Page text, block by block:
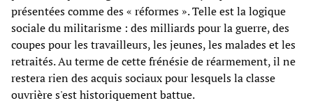
présentées comme des « réformes ». Telle est la logique
sociale du militarisme : des milliards pour la guerre, des
coupes pour les travailleurs, les jeunes, les malades et les
retraités. Au terme de cette frénésie de réarmement, il ne
restera rien des acquis sociaux pour lesquels la classe
ouvrière s'est historiquement battue.